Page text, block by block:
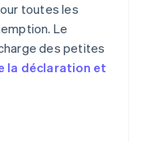
toutes les
Le
des petites
la déclaration et